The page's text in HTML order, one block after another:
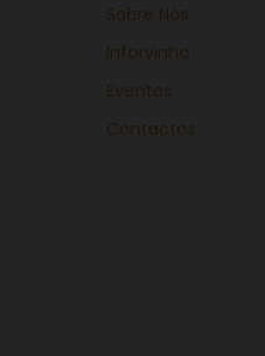
Sobre Nós
Inforvinho
Eventos
Contactos